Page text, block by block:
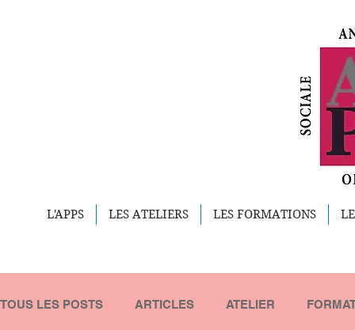
L'APPS LES ATELIERS LES FORMATIONS
TOUS LES POSTS ARTICLES ATELIER